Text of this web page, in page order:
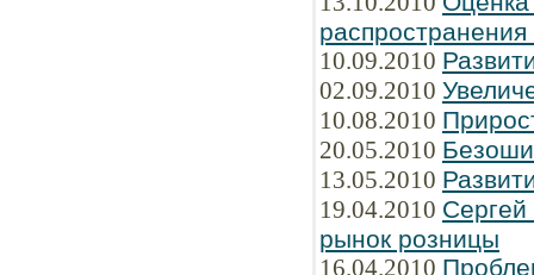
10.09.2010
02.09.2010
10.08.2010
20.05.2010
13.05.2010
19.04.2010 Сергей
рынок розницы
16.04.2010